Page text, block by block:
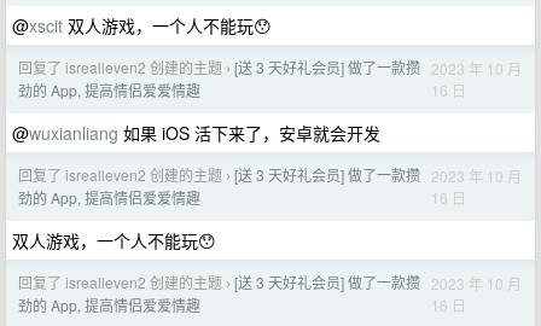
@xscit 双人游戏，一个人不能玩😯
回复了 isrealleven2 创建的主题 › [送 3 天好礼会员] 做了一款攒
劲的 App, 提高情侣爱爱情趣
2023 年 10 月
16 日
@wuxianliang 如果 iOS 活下来了，安卓就会开发
回复了 isrealleven2 创建的主题 › [送 3 天好礼会员] 做了一款攒
劲的 App, 提高情侣爱爱情趣
2023 年 10 月
16 日
双人游戏，一个人不能玩😯
回复了 isrealleven2 创建的主题 › [送 3 天好礼会员] 做了一款攒
劲的 App, 提高情侣爱爱情趣
2023 年 10 月
16 日